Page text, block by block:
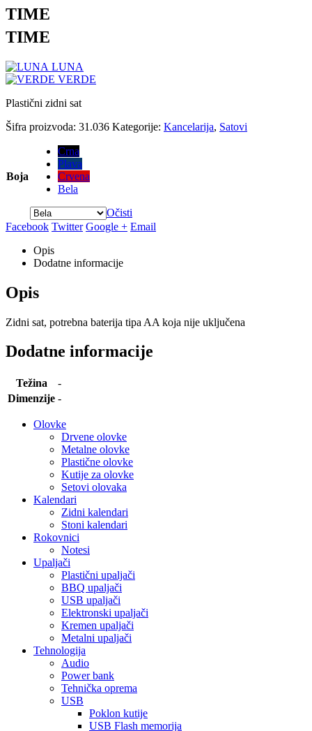
TIME
TIME
LUNA
VERDE
Plastični zidni sat
Šifra proizvoda: 31.036 Kategorije: Kancelarija, Satovi
Boja
Crna
Plava
Crvena
Bela
Očisti
Facebook Twitter Google + Email
Opis
Dodatne informacije
Opis
Zidni sat, potrebna baterija tipa AA koja nije uključena
Dodatne informacije
Težina
-
Dimenzije -
Olovke
Drvene olovke
Metalne olovke
Plastične olovke
Kutije za olovke
Setovi olovaka
Kalendari
Zidni kalendari
Stoni kalendari
Rokovnici
Notesi
Upaljači
Plastični upaljači
BBQ upaljači
USB upaljači
Elektronski upaljači
Kremen upaljači
Metalni upaljači
Tehnologija
Audio
Power bank
Tehnička oprema
USB
Poklon kutije
USB Flash memorija